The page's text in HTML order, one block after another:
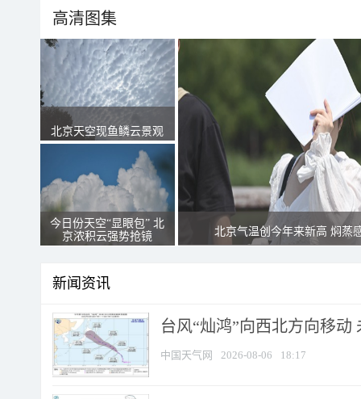
高清图集
北京天空现鱼鳞云景观
今日份天空“显眼包” 北
京浓积云强势抢镜
北京气温创今年来新高 焖蒸
新闻资讯
台风“灿鸿”向西北方向移动
中国天气网 2026-08-06 18:17